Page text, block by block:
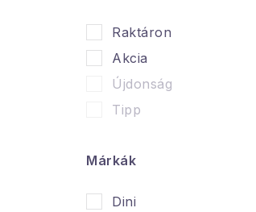
Raktáron
Akcia
Újdonság
Tipp
Márkák
Dini